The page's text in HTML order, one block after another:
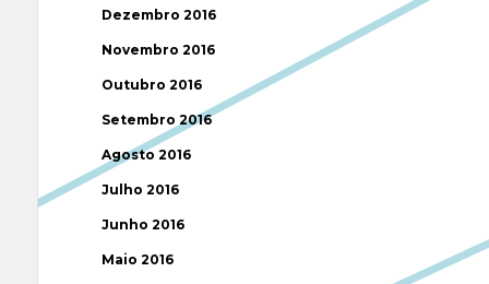
Dezembro 2016
Novembro 2016
Outubro 2016
Setembro 2016
Agosto 2016
Julho 2016
Junho 2016
Maio 2016